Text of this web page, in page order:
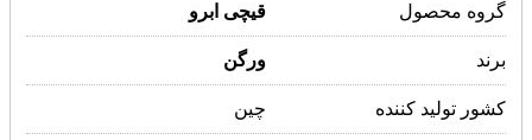
گروه محصول قیچی ابرو
برند ورگن
کشور تولید کننده چین